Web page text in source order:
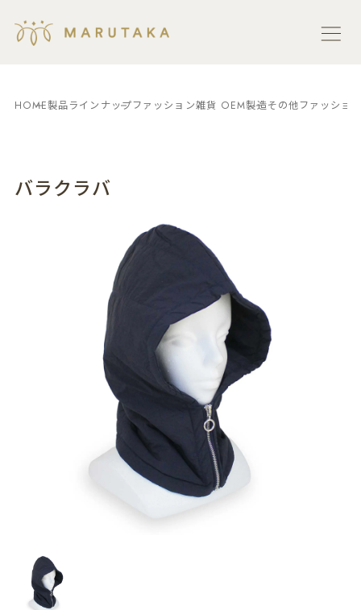
HOME製品ラインナップファッション雑貨 OEM製造その他ファッショ
バラクラバ